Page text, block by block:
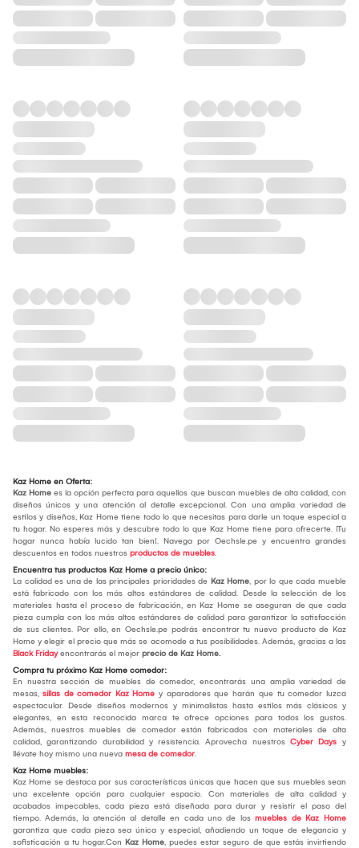
Kaz Home en Oferta:
Kaz Home es la opción perfecta para aquellos que buscan muebles de alta calidad, con
diseños únicos y una atención al detalle excepcional. Con una amplia variedad de
estilos y diseños, Kaz Home tiene todo lo que necesitas para darle un toque especial a
tu hogar. No esperes más y descubre todo lo que Kaz Home tiene para ofrecerte. ¡Tu
hogar nunca había lucido tan bien!. Navega por Oechsle.pe y encuentra grandes
descuentos en todos nuestros productos de muebles.
Encuentra tus productos Kaz Home a precio único:
La calidad es una de las principales prioridades de Kaz Home, por lo que cada mueble
está fabricado con los más altos estándares de calidad. Desde la selección de los
materiales hasta el proceso de fabricación, en Kaz Home se aseguran de que cada
pieza cumpla con los más altos estándares de calidad para garantizar la satisfacción
de sus clientes. Por ello, en Oechsle.pe podrás encontrar tu nuevo producto de Kaz
Home y elegir el precio que más se acomode a tus posibilidades. Además, gracias a las
Black Fridayencontrarás el mejor precio de Kaz Home.
Compra tu próximo Kaz Home comedor:
En nuestra sección de muebles de comedor, encontrarás una amplia variedad de
mesas, sillas de comedor Kaz Home y aparadores que harán que tu comedor luzca
espectacular. Desde diseños modernos y minimalistas hasta estilos más clásicos y
elegantes, en esta reconocida marca te ofrece opciones para todos los gustos.
Además, nuestros muebles de comedor están fabricados con materiales de alta
calidad, garantizando durabilidad y resistencia. Aprovecha nuestros Cyber Days y
llévate hoy mismo una nueva mesa de comedor.
Kaz Home muebles:
Kaz Home se destaca por sus características únicas que hacen que sus muebles sean
una excelente opción para cualquier espacio. Con materiales de alta calidad y
acabados impecables, cada pieza está diseñada para durar y resistir el paso del
tiempo. Además, la atención al detalle en cada uno de los muebles de Kaz Home
garantiza que cada pieza sea única y especial, añadiendo un toque de elegancia y
sofisticación a tu hogar.Con Kaz Home, puedes estar seguro de que estás invirtiendo